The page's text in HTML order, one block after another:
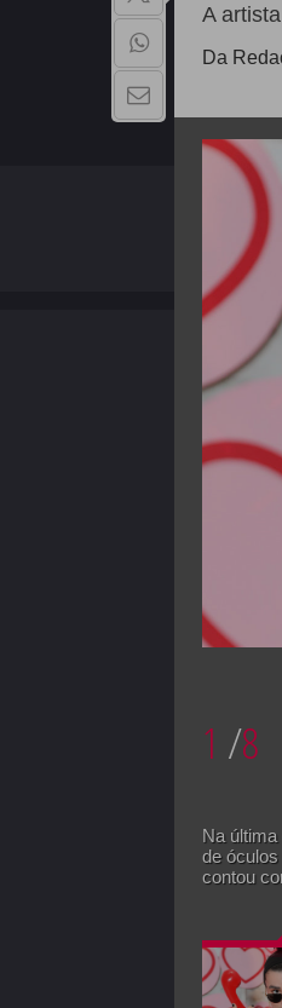
A
Da
1 /8
Na
de
contou
Copyright -